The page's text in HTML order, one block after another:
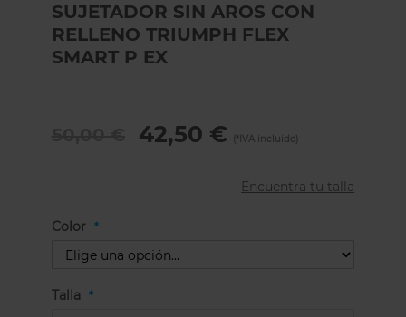
SUJETADOR SIN AROS CON
RELLENO TRIUMPH FLEX
SMART P EX
42,50 €
Encuentra tu talla
Color
Talla
images
gallery